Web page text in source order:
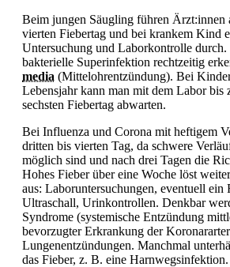
Beim jungen Säugling führen Ärzt:innen
vierten Fiebertag und bei krankem Kind
Untersuchung und Laborkontrolle
bakterielle Superinfektion rechtzeitig
media (Mittelohrentzündung). Bei
Lebensjahr kann man mit dem Labor bis
sechsten Fiebertag abwarten.
Bei Influenza und Corona mit heftigem
dritten bis vierten Tag, da schwere
möglich sind und nach drei Tagen die
Hohes Fieber über eine Woche löst
aus: Laboruntersuchungen, eventuell ein
Ultraschall, Urinkontrollen. Denkbar
Syndrome (systemische Entzündung
bevorzugter Erkrankung der
Lungenentzündungen. Manchmal
das Fieber, z. B. eine Harnwegsinfektion.